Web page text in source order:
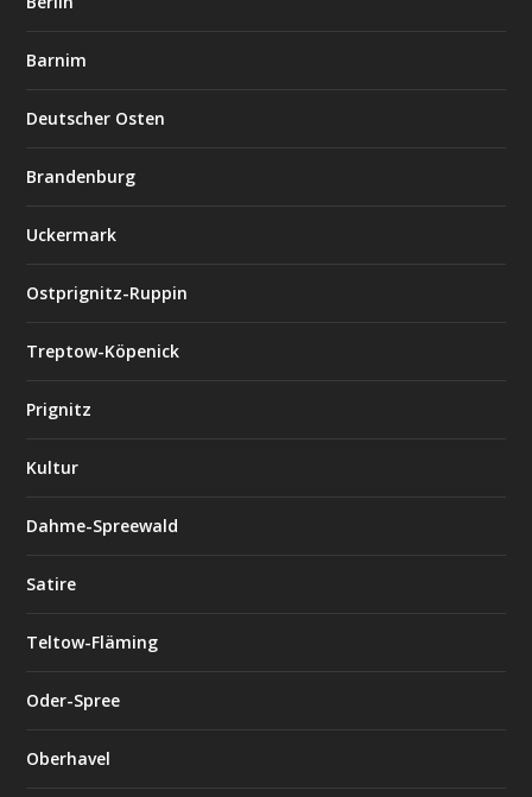
Barnim
Deutscher Osten
Brandenburg
Uckermark
Ostprignitz-Ruppin
Treptow-Köpenick
Prignitz
Kultur
Dahme-Spreewald
Satire
Teltow-Fläming
Oder-Spree
Oberhavel